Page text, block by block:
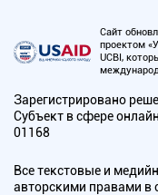
Сайт
проектом
UCBI,
Зарегистрировано
Субъект в сфере
01168
Все текстовые и
авторскими правами в